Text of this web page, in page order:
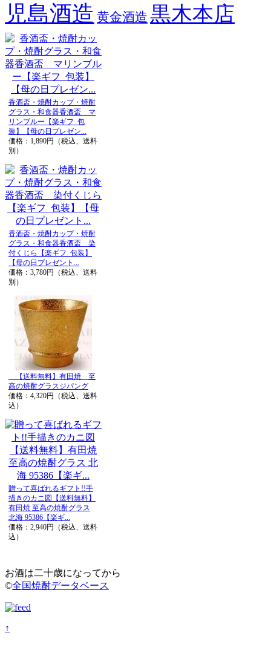
児島酒造 黄金酒造 黒木本店
香酒盃・焼酎カップ・焼酎
グラス・和食器香酒盃 マ
リンブルー【楽ギフ_包
装】【母の日プレゼン...
価格：1,890円（税込、送料
別）
香酒盃・焼酎カップ・焼酎
グラス・和食器香酒盃 染
付くじら【楽ギフ_包装】
【母の日プレゼント...
価格：3,780円（税込、送料
別）
【送料無料】有田焼 至
高の焼酎グラスジパング
価格：4,320円（税込、送料
込）
贈って喜ばれるギフト!!手
描きのカニ図【送料無料】
有田焼 至高の焼酎グラス
北海 95386【楽ギ...
価格：2,940円（税込、送料
込）
お酒は二十歳になってから
©全国焼酎データベース
↑